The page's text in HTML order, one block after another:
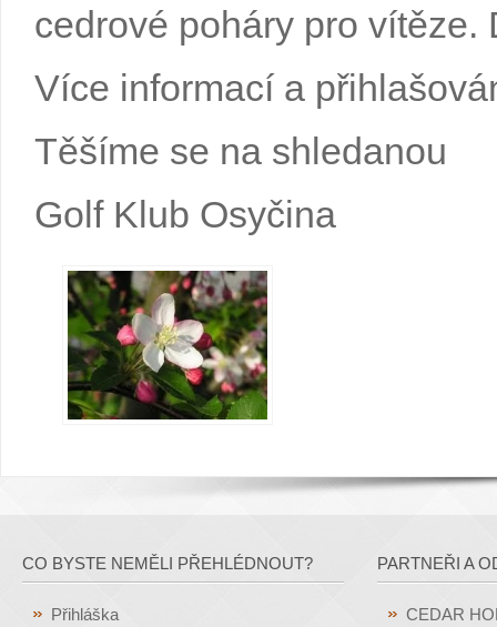
cedrové poháry pro vítěze.
Více informací a
Těšíme se na shledanou
Golf Klub Osyčina
CO BYSTE NEMĚLI PŘEHLÉDNOUT?
Přihláška
PARTNEŘI A
CEDAR